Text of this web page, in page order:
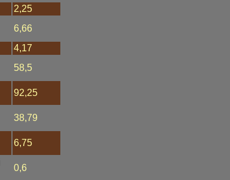
2,25
6,66
4,17
58,5
92,25
38,79
6,75
0,6